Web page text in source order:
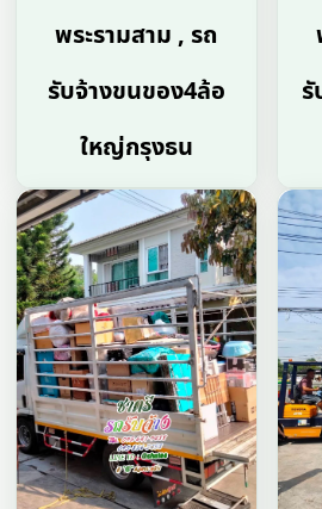
พระรามสาม , รถ
รับจ้างขนของ4ล้อ
ใหญ่กรุงธน
รั